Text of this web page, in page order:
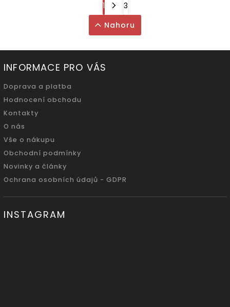
1
3
Nahoru
INFORMACE PRO VÁS
Doprava a platba
Hodnocení obchodu
Kontakty
O nás
Vše o nákupu
Obchodní podmínky
Novinky a články
Ochrana osobních údajů - GDPR
INSTAGRAM